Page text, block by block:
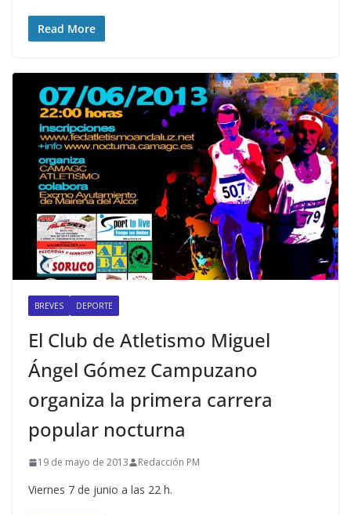
Read More
BREVES DEPORTE
El Club de Atletismo Miguel
Ángel Gómez Campuzano
organiza la primera carrera
popular nocturna
19 de mayo de 2013 Redacción PM
Viernes 7 de junio a las 22 h.